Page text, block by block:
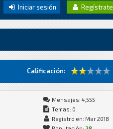
Iniciar sesión Regístrate
Calificación:
Mensajes: 4,555
Temas: 0
Registro en: Mar 2018